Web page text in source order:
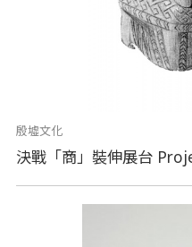
殷墟文化
決戰「商」裝伸展台